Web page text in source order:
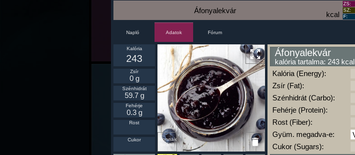
kcal
Áfonyalekvár
ZS:
SZ:
F:
Napló Adatok Fórum
Ikonnak
beállít
Kalória
243
Zsír
0 g
Szénhidrát
59.7 g
Fehérje
0.3 g
Rost
Cukor
Áfonyalekvár
kalória tartalma: 243 kcal
Kalória (Energy):
Zsír (Fat):
Szénhidrát (Carbo):
Fehérje (Protein):
Rost (Fiber):
Gyüm. megadva-e:
Cukor (Sugars):